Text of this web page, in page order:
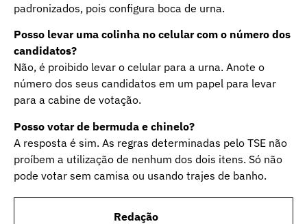
padronizados, pois configura boca de urna.
Posso levar uma colinha no celular com o número dos
candidatos?
Não, é proibido levar o celular para a urna. Anote o
número dos seus candidatos em um papel para levar
para a cabine de votação.
Posso votar de bermuda e chinelo?
A resposta é sim. As regras determinadas pelo TSE não
proíbem a utilização de nenhum dos dois itens. Só não
pode votar sem camisa ou usando trajes de banho.
Redação